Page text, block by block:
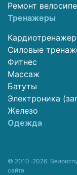
Ремонт
Тренажеры
Силовые
Фитнес
Массаж
Батуты
Электроника
Железо
Одежда
© 2010-2026.
сайта